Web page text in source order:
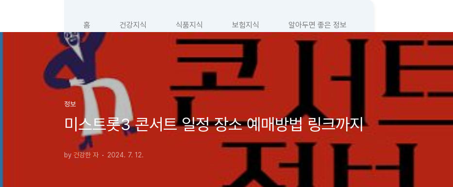
홈 건강지식 식품지식 보험지식 알아두면 좋은 정보
정보
미스트롯3 콘서트 일정 장소 예매방법 링크까지
by 건강한 자 2024. 7. 12.